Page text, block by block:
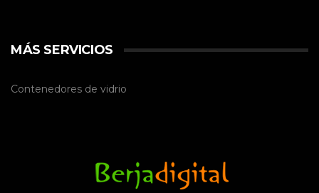
MÁS SERVICIOS
Contenedores de vidrio